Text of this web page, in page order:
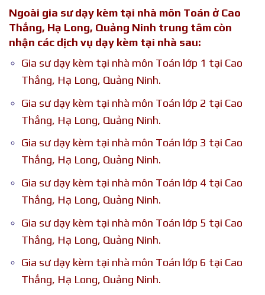
Ngoài gia sư dạy kèm tại nhà môn Toán ở Cao
Thắng, Hạ Long, Quảng Ninh trung tâm còn
nhận các dịch vụ dạy kèm tại nhà sau:
Gia sư dạy kèm tại nhà môn Toán lớp 1 tại Cao
Thắng, Hạ Long, Quảng Ninh.
Gia sư dạy kèm tại nhà môn Toán lớp 2 tại Cao
Thắng, Hạ Long, Quảng Ninh.
Gia sư dạy kèm tại nhà môn Toán lớp 3 tại Cao
Thắng, Hạ Long, Quảng Ninh.
Gia sư dạy kèm tại nhà môn Toán lớp 4 tại Cao
Thắng, Hạ Long, Quảng Ninh.
Gia sư dạy kèm tại nhà môn Toán lớp 5 tại Cao
Thắng, Hạ Long, Quảng Ninh.
Gia sư dạy kèm tại nhà môn Toán lớp 6 tại Cao
Thắng, Hạ Long, Quảng Ninh.